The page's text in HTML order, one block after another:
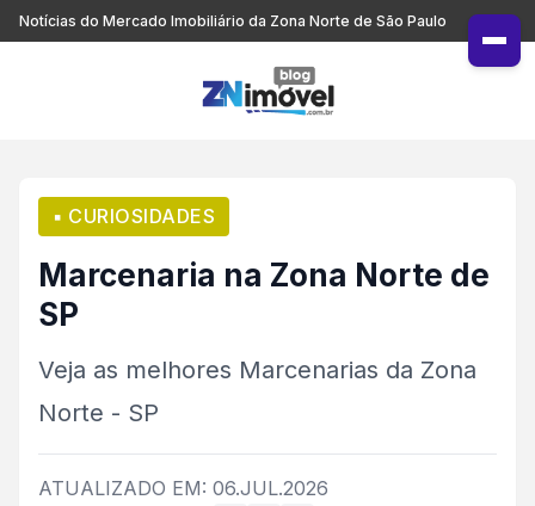
Notícias do Mercado Imobiliário da Zona Norte de São Paulo
▪ CURIOSIDADES
Marcenaria na Zona Norte de
SP
Veja as melhores Marcenarias da Zona
Norte - SP
ATUALIZADO EM: 06.JUL.2026